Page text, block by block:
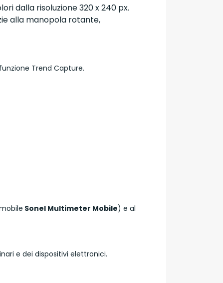
dalla risoluzione 320 x 240 px.
alla manopola rotante,
Trend Capture.
Sonel Multimeter Mobile) e al
e dei dispositivi elettronici.